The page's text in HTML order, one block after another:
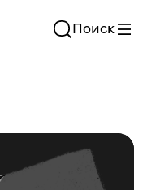
Поиск